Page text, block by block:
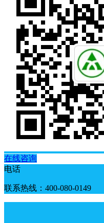
在线咨询
电话
联系热线：400-080-0149